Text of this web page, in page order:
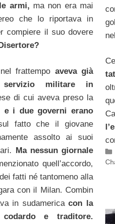
armi, ma non era mai
che lo riportava in
compiere il suo dovere
Disertore?
frattempo aveva già
militare in
di cui aveva preso la
e i due governi erano
fatto che il giovane
assolto ai suoi
Ma nessun giornale
quell’accordo,
fatti né tantomeno alla
con il Milan. Combin
in sudamericacon la
e traditore.